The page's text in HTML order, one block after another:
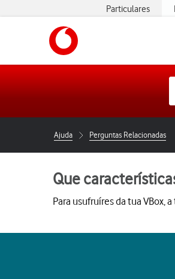
Particulares
Ajuda Perguntas Relacionadas
Que
Para usufruíres da tua